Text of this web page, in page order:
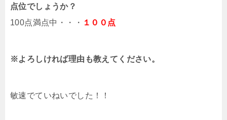
点位でしょうか？
100点満点中・・・ １００点
※よろしければ理由も教えてください。
敏速でていねいでした！！